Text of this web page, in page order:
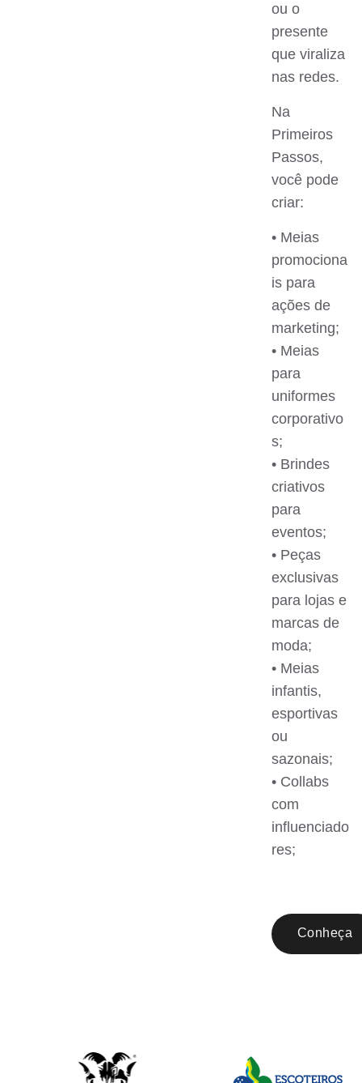
ou o
presente
que viraliza
nas redes.
Na
Primeiros
Passos,
você pode
criar:
• Meias
promociona
is para
ações de
marketing;
• Meias
para
uniformes
corporativo
s;
• Brindes
criativos
para
eventos;
• Peças
exclusivas
para lojas e
marcas de
moda;
• Meias
infantis,
esportivas
ou
sazonais;
• Collabs
com
influenciado
res;
Conheça